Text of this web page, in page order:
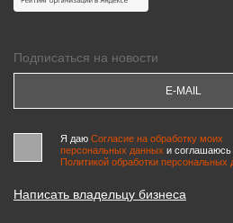
Подписаться на новости
Я даю Согласие на обработку моих
персональных данных и соглашаюсь
Политикой обработки персональных
Написать владельцу бизнеса